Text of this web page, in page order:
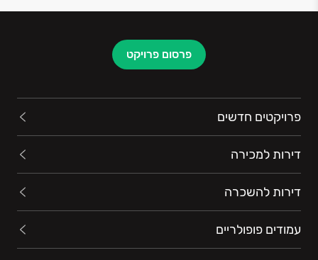
פרסום פרויקט
פרויקטים חדשים
דירות למכירה
דירות להשכרה
עמודים פופולריים